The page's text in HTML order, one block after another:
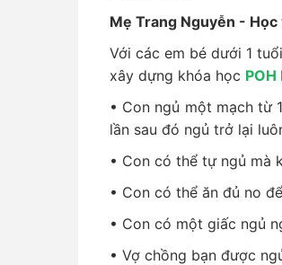
Mẹ Trang Nguyễn - Học
Với các em bé dưới 1
xây dựng khóa học POH
• Con ngủ một mạch từ
lần sau đó ngủ trở lại
• Con có thể tự ngủ mà
• Con có thể ăn đủ no
• Con có một giấc ngủ
• Vợ chồng bạn được